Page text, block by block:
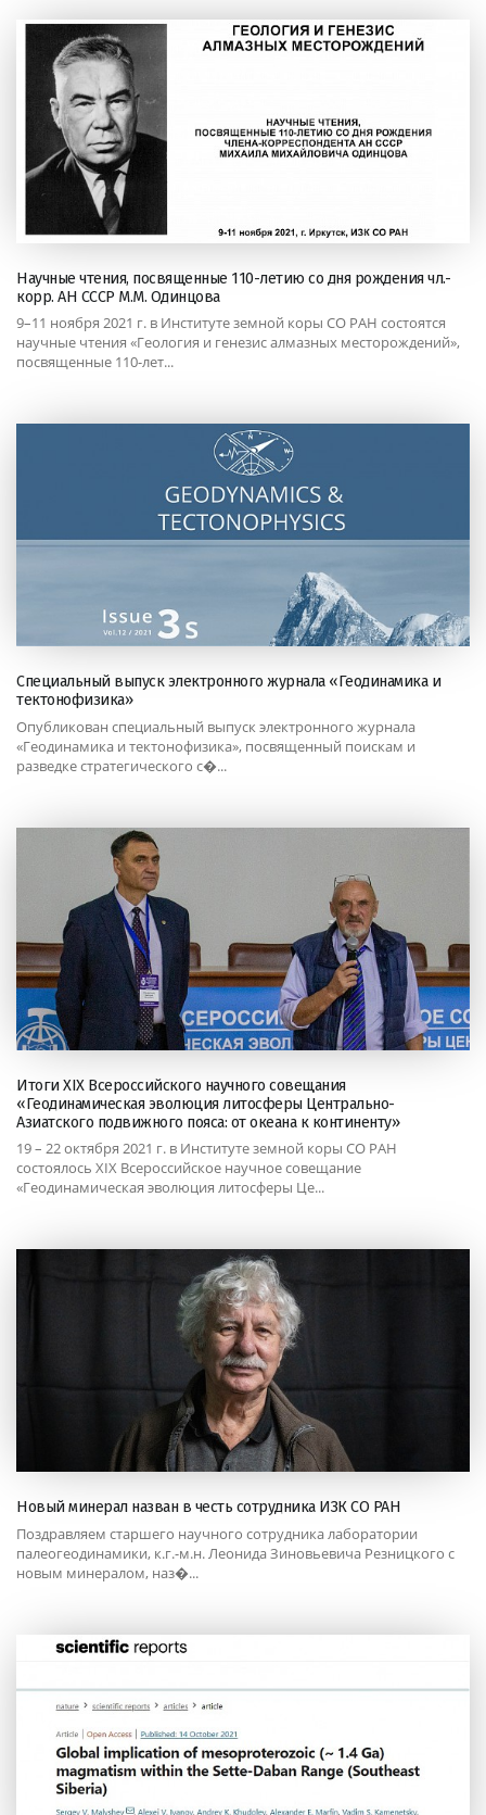
Научные чтения, посвященные 110-летию со дня рождения чл.-
корр. АН СССР М.М. Одинцова
9–11 ноября 2021 г. в Институте земной коры СО РАН состоятся
научные чтения «Геология и генезис алмазных месторождений»,
посвященные 110-лет...
Специальный выпуск электронного журнала «Геодинамика и
тектонофизика»
Опубликован специальный выпуск электронного журнала
«Геодинамика и тектонофизика», посвященный поискам и
разведке стратегического с�...
Итоги XIX Всероссийского научного совещания
«Геодинамическая эволюция литосферы Центрально-
Азиатского подвижного пояса: от океана к континенту»
19 – 22 октября 2021 г. в Институте земной коры СО РАН
состоялось XIX Всероссийское научное совещание
«Геодинамическая эволюция литосферы Це...
Новый минерал назван в честь сотрудника ИЗК СО РАН
Поздравляем старшего научного сотрудника лаборатории
палеогеодинамики, к.г.-м.н. Леонида Зиновьевича Резницкого с
новым минералом, наз�...